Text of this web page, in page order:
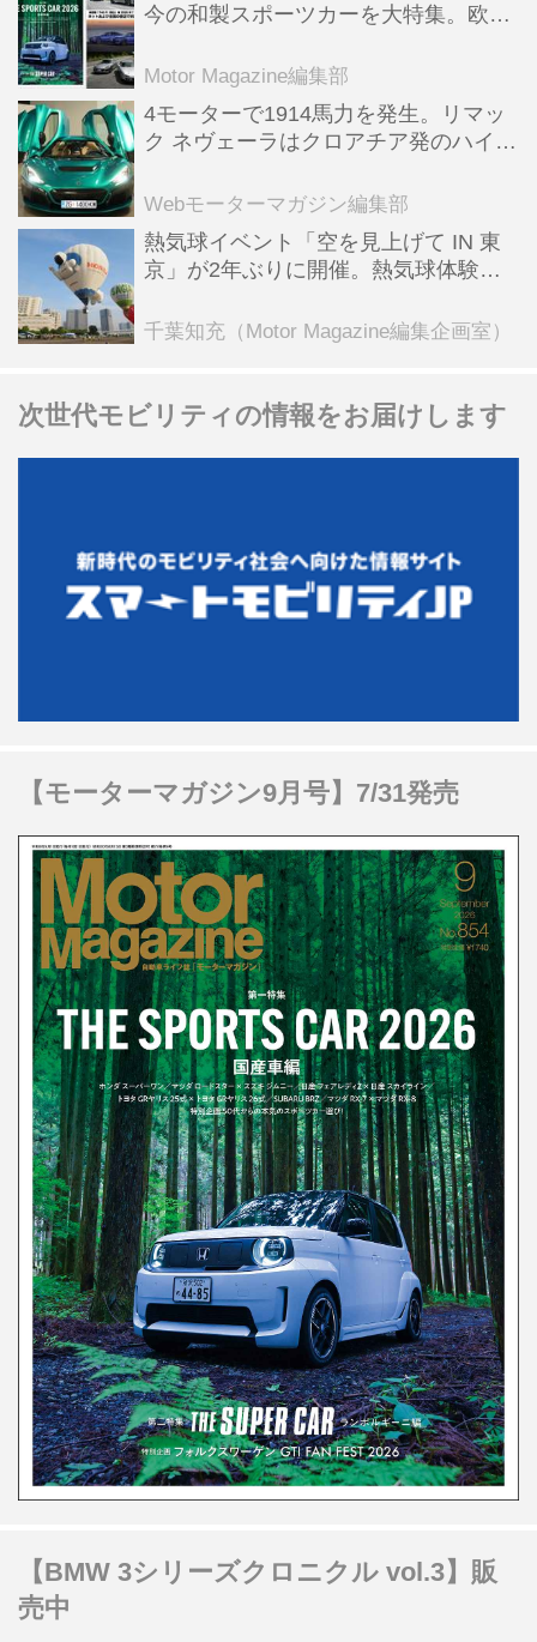
今の和製スポーツカーを大特集。欧州
Motor Magazine編集部
4モーターで1914馬力を発生。リマッ
ク ネヴェーラはクロアチア発のハイパ
全版／115】
Webモーターマガジン編集部
熱気球イベント「空を見上げて IN 東
京」が2年ぶりに開催。熱気球体験搭
ンテンツも
千葉知充（Motor Magazine編集企画室）
次世代モビリティの情報をお届けします
【モーターマガジン9月号】7/31発売
【BMW 3シリーズクロニクル vol.3】販
売中